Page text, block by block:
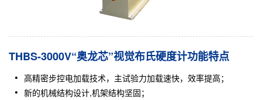
THBS-3000V“奥龙芯”视觉布氏硬度计功能特点
高精密步控电加载技术，主试验力加载速快，效率提高；
新的机械结构设计,机架结构坚固；